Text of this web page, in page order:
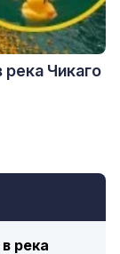
река
Чикаго